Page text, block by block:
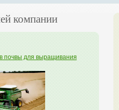
компании
почвы для выращивания